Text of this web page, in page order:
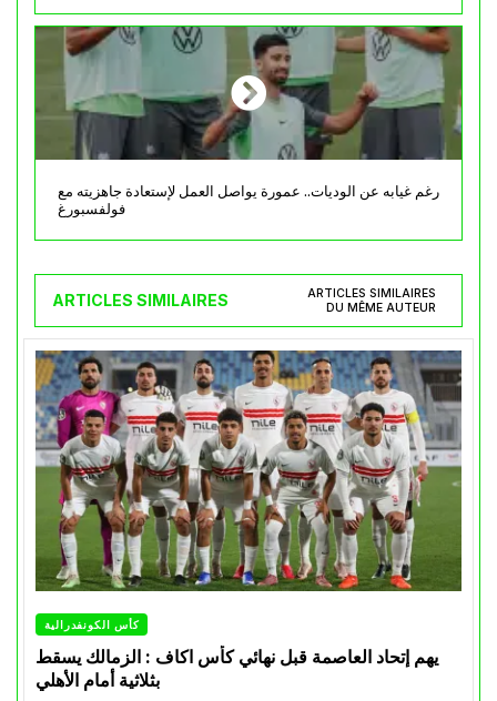
رغم غيابه عن الوديات.. عمورة يواصل العمل لإستعادة جاهزيته مع
فولفسبورغ
ARTICLES SIMILAIRES
ARTICLES SIMILAIRES
DU MÊME AUTEUR
كأس الكونفدرالية
يهم إتحاد العاصمة قبل نهائي كأس اكاف : الزمالك يسقط